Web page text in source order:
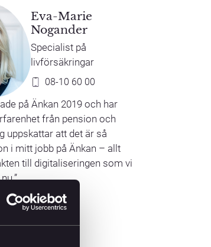
Eva-Marie
Nogander
Specialist på
livförsäkringar
08-10 60 00
på Änkan 2019 och har
från pension och
uppskattar att det är så
i mitt jobb på Änkan – allt
till digitaliseringen som vi